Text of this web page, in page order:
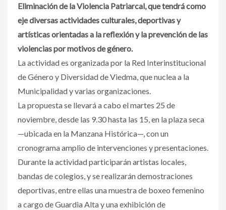
Eliminación de la Violencia Patriarcal, que tendrá como
eje diversas actividades culturales, deportivas y
artísticas orientadas a la reflexión y la prevención de las
violencias por motivos de género.
La actividad es organizada por la Red Interinstitucional
de Género y Diversidad de Viedma, que nuclea a la
Municipalidad y varias organizaciones.
La propuesta se llevará a cabo el martes 25 de
noviembre, desde las 9.30 hasta las 15, en la plaza seca
—ubicada en la Manzana Histórica—, con un
cronograma amplio de intervenciones y presentaciones.
Durante la actividad participarán artistas locales,
bandas de colegios, y se realizarán demostraciones
deportivas, entre ellas una muestra de boxeo femenino
a cargo de Guardia Alta y una exhibición de